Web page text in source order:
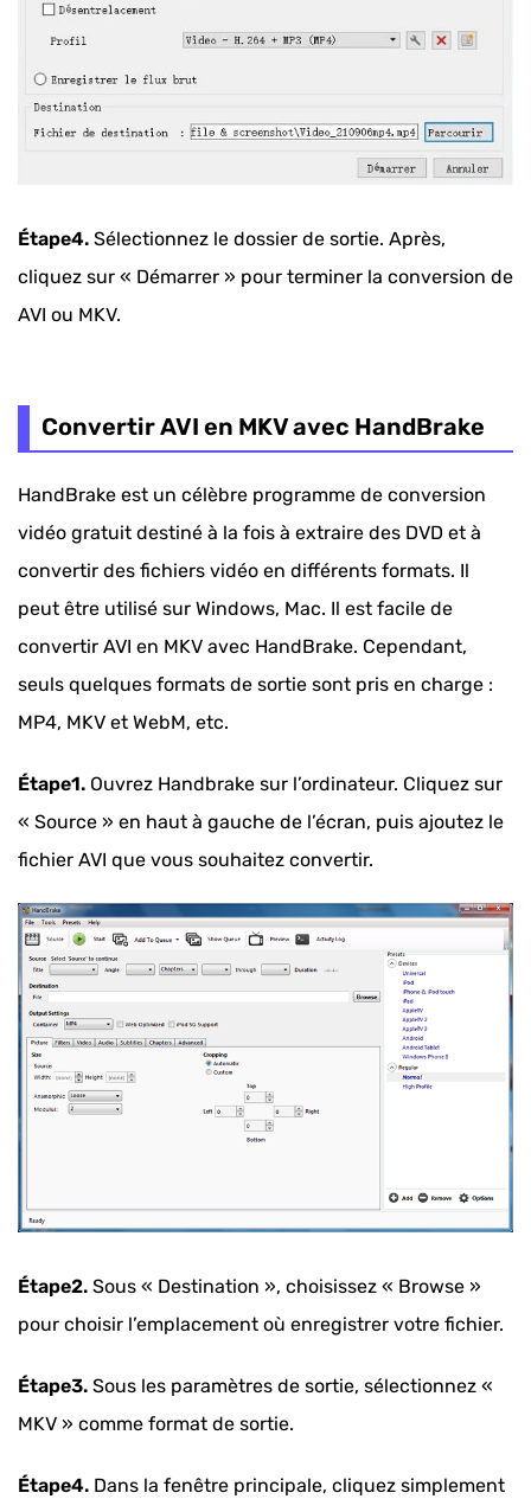
Étape4. Sélectionnez le dossier de sortie. Après,
cliquez sur « Démarrer » pour terminer la conversion de
AVI ou MKV.
Convertir AVI en MKV avec HandBrake
HandBrake est un célèbre programme de conversion
vidéo gratuit destiné à la fois à extraire des DVD et à
convertir des fichiers vidéo en différents formats. Il
peut être utilisé sur Windows, Mac. Il est facile de
convertir AVI en MKV avec HandBrake. Cependant,
seuls quelques formats de sortie sont pris en charge :
MP4, MKV et WebM, etc.
Étape1. Ouvrez Handbrake sur l’ordinateur. Cliquez sur
« Source » en haut à gauche de l’écran, puis ajoutez le
fichier AVI que vous souhaitez convertir.
Étape2. Sous « Destination », choisissez « Browse »
pour choisir l’emplacement où enregistrer votre fichier.
Étape3. Sous les paramètres de sortie, sélectionnez «
MKV » comme format de sortie.
Étape4. Dans la fenêtre principale, cliquez simplement